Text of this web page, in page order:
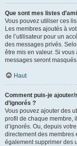
Que sont mes listes
Vous pouvez utiliser ces
Les membres ajoutés à
de l’utilisateur pour un
des messages privés.
être mis en valeur. Si
messages seront
Haut
Comment puis-je
d’ignorés ?
Vous pouvez ajouter des
profil de chaque membre,
d’ignorés. Ou, depuis
directement des membres
également supprimer des